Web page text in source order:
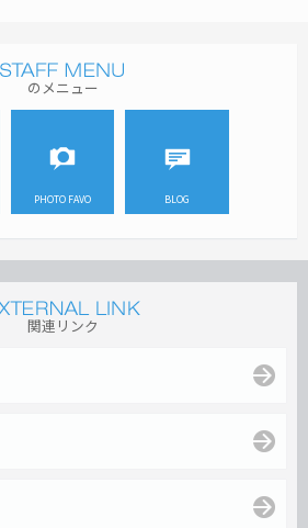
のメニュー
PHOTO FAVO BLOG
関連リンク